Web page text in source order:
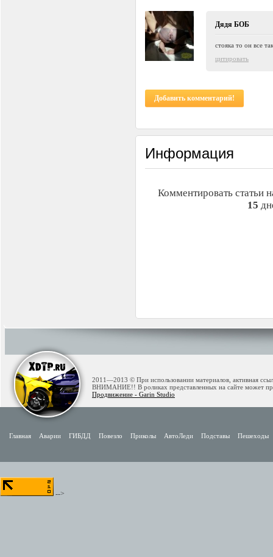
Дядя БОБ
стояка то он все
цитировать
Добавить комментарий!
Информация
Комментировать статьи
15
2011—2013 © При использовании материалов, активная
ВНИМАНИЕ!! В роликах представленных на сайте может
Продвижение - Garin Studio
Главная Аварии ГИБДД Повезло Приколы АвтоЛеди Подставы Пешеходы
-->